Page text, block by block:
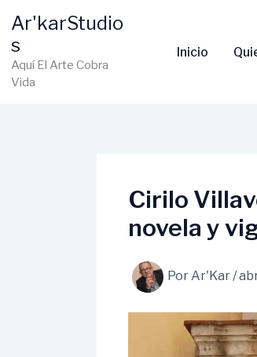
Ar'karStudio
s
Aquí El Arte Cobra
Vida
Inicio
Cirilo
novela y
PorAr'Kar/